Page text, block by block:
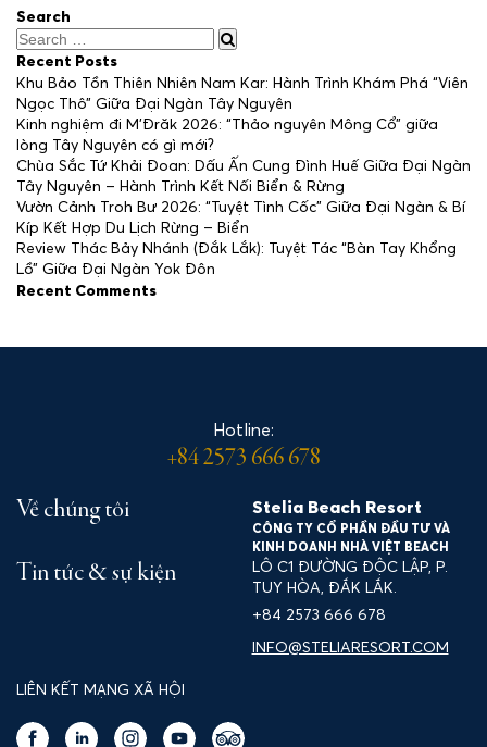
Search
Recent Posts
Khu Bảo Tồn Thiên Nhiên Nam Kar: Hành Trình Khám Phá “Viên
Ngọc Thô” Giữa Đại Ngàn Tây Nguyên
Kinh nghiệm đi M’Đrăk 2026: “Thảo nguyên Mông Cổ” giữa
lòng Tây Nguyên có gì mới?
Chùa Sắc Tứ Khải Đoan: Dấu Ấn Cung Đình Huế Giữa Đại Ngàn
Tây Nguyên – Hành Trình Kết Nối Biển & Rừng
Vườn Cảnh Troh Bư 2026: “Tuyệt Tình Cốc” Giữa Đại Ngàn & Bí
Kíp Kết Hợp Du Lịch Rừng – Biển
Review Thác Bảy Nhánh (Đắk Lắk): Tuyệt Tác “Bàn Tay Khổng
Lồ” Giữa Đại Ngàn Yok Đôn
Recent Comments
Hotline:
+84 2573 666 678
Về chúng tôi
Tin tức & sự kiện
Stelia Beach Resort
CÔNG TY CỔ PHẦN ĐẦU TƯ VÀ
KINH DOANH NHÀ VIỆT BEACH
LÔ C1 ĐƯỜNG ĐỘC LẬP, P.
TUY HÒA, ĐẮK LẮK.
+84 2573 666 678
INFO@STELIARESORT.COM
LIÊN KẾT MẠNG XÃ HỘI